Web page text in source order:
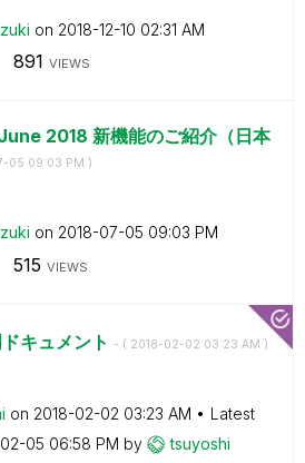
on ‎2018-12-10 02:31 AM
891 VIEWS
2018 新機能のご紹介（日本
05 09:03 PM )
on ‎2018-07-05 09:03 PM
515 VIEWS
キュメント - ( ‎2018-02-02 03:23 AM )
on ‎2018-02-02 03:23 AM
Latest
05 06:58 PM by tsuyoshi